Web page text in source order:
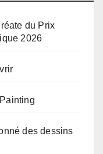
du Prix
2026
des dessins